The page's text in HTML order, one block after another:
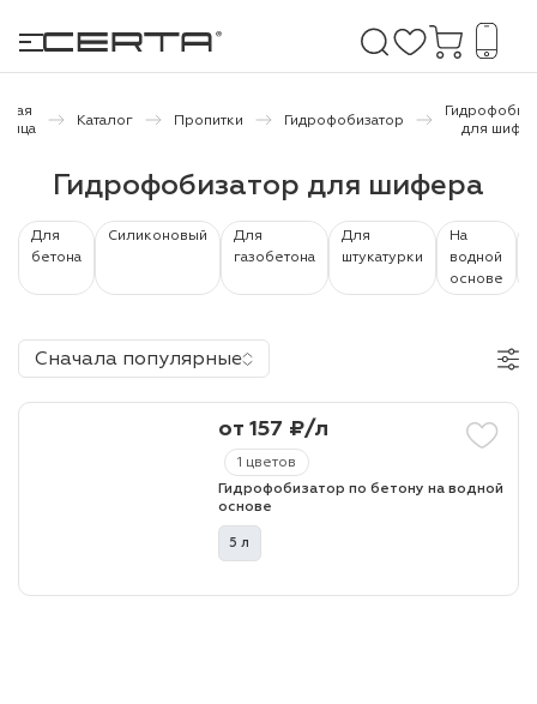
покрытия
и дачи
бетону,
и эмали
Каталог Пропитки Гидрофобизатор
для
Гидрофобизатор для шифера
Для
бетона
Силиконовый
Для
газобетона
Для
штукатурки
На
водной
основе
Сначала популярные
1 цветов
от 157 ₽/л
Гидрофобизатор по бетону на водной
основе
5 л